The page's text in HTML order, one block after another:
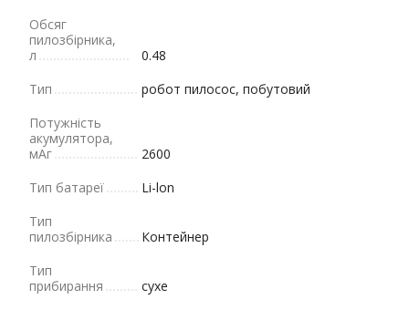
Обсяг
пилозбірника,
л
0.48
Тип
робот пилосос, побутовий
Потужність
акумулятора,
мАг
2600
Тип батареї
Li-lon
Тип
пилозбірника
Контейнер
Тип
прибирання
сухе